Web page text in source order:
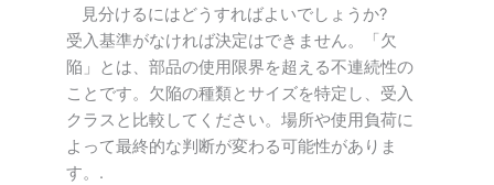
見分けるにはどうすればよいでしょうか?
受入基準がなければ決定はできません。「欠
陥」とは、部品の使用限界を超える不連続性の
ことです。欠陥の種類とサイズを特定し、受入
クラスと比較してください。場所や使用負荷に
よって最終的な判断が変わる可能性がありま
す。.